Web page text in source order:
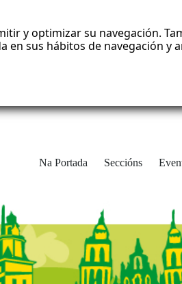
y optimizar su navegación.
sus hábitos de navegación
Na Portada Seccións